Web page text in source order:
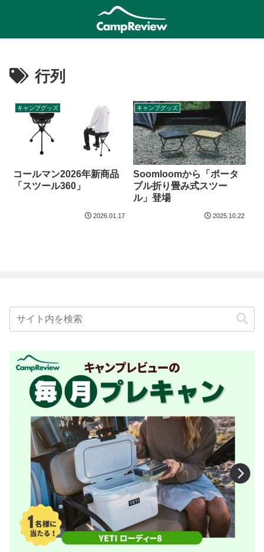
行列
キャンプグッズ
コールマン2026年新商品
「スツール360」
2026.01.17
キャンプグッズ
Soomloomから「ポータ
ブル折り畳み式スツー
ル」登場
2025.10.22